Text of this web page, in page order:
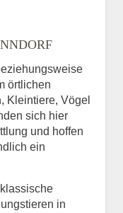
örtlichen
Kleintiere, Vögel
sich hier
und hoffen
ein
in